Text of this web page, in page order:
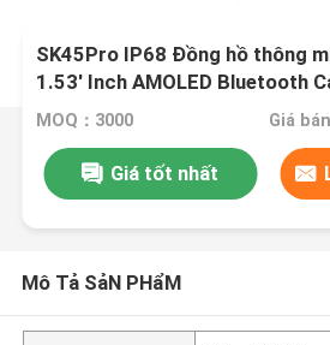
SK45Pro IP68 Đồng hồ thông
1.53' Inch AMOLED Bluetooth
thao
MOQ：3000
Giá tốt nhất
Mô Tả SảN PHẩM